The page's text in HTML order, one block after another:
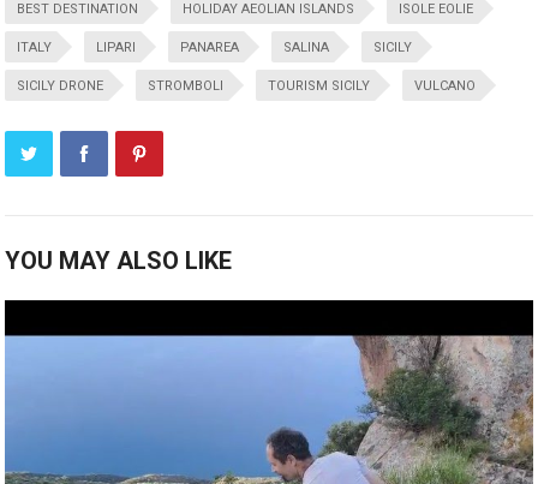
BEST DESTINATION HOLIDAY AEOLIAN ISLANDS ISOLE EOLIE
ITALY LIPARI PANAREA SALINA SICILY
SICILY DRONE STROMBOLI TOURISM SICILY VULCANO
YOU MAY ALSO LIKE